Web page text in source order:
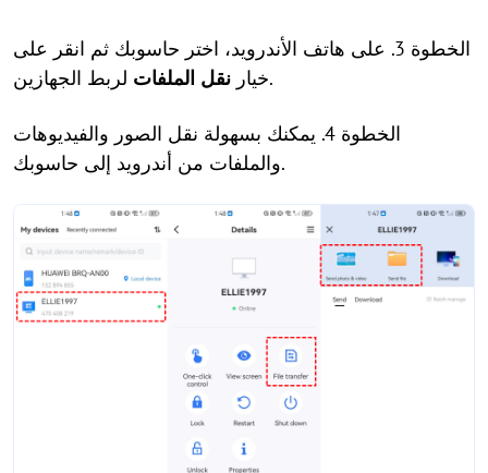
الخطوة 3. على هاتف الأندرويد، اختر حاسوبك ثم انقر على
خيار نقل الملفات لربط الجهازين.
الخطوة 4. يمكنك بسهولة نقل الصور والفيديوهات
والملفات من أندرويد إلى حاسوبك.